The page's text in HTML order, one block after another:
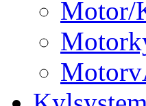
Motor/